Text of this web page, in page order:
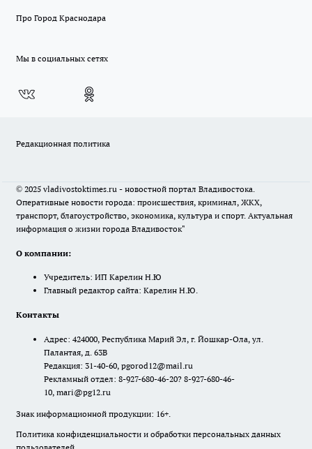
Про Город Краснодара
Мы в социальных сетях
Редакционная политика
© 2025 vladivostoktimes.ru - новостной портал Владивостока.
Оперативные новости города: происшествия, криминал, ЖКХ,
транспорт, благоустройство, экономика, культура и спорт. Актуальная
информация о жизни города Владивосток"
О компании:
Учредитель: ИП Карелин Н.Ю
Главный редактор сайта: Карелин Н.Ю.
Контакты
Адрес: 424000, Республика Марий Эл, г. Йошкар-Ола, ул.
Палантая, д. 63В
Редакция: 31-40-60, pgorod12@mail.ru
Рекламный отдел: 8-927-680-46-20? 8-927-680-46-
10, mari@pg12.ru
Знак информационной продукции: 16+.
Политика конфиденциальности и обработки персональных данных